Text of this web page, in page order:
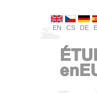
EN CS DE